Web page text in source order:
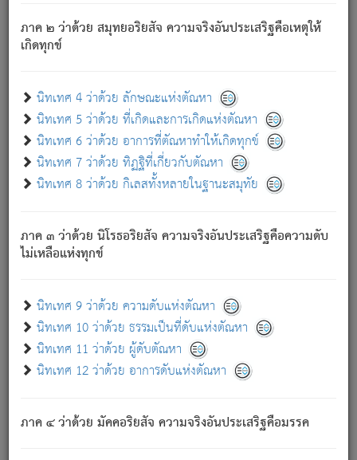
ภาค ๒ ว่าด้วย สมุทยอริยสัจ ความจริงอันประเสริฐคือเหตุให้
เกิดทุกข์
นิทเทศ 4 ว่าด้วย ลักษณะแห่งตัณหา
นิทเทศ 5 ว่าด้วย ที่เกิดและการเกิดแห่งตัณหา
นิทเทศ 6 ว่าด้วย อาการที่ตัณหาทำให้เกิดทุกข์
นิทเทศ 7 ว่าด้วย ทิฏฐิที่เกี่ยวกับตัณหา
นิทเทศ 8 ว่าด้วย กิเลสทั้งหลายในฐานะสมุทัย
ภาค ๓ ว่าด้วย นิโรธอริยสัจ ความจริงอันประเสริฐคือความดับ
ไม่เหลือแห่งทุกข์
นิทเทศ 9 ว่าด้วย ความดับแห่งตัณหา
นิทเทศ 10 ว่าด้วย ธรรมเป็นที่ดับแห่งตัณหา
นิทเทศ 11 ว่าด้วย ผู้ดับตัณหา
นิทเทศ 12 ว่าด้วย อาการดับแห่งตัณหา
ภาค ๔ ว่าด้วย มัคคอริยสัจ ความจริงอันประเสริฐคือมรรค
อันเป็นไปในที่หรือเวลาทั้งปวง[3]เพื่อความมีแห่งประโยชน์โดย
ประการทั้งปวง; ภพทั้งหลายทั้งหมดนั้น ไม่เที่ยง เป็นทุกข์ มี
ความแปรปรวนเป็นธรรมดา.
อย่างนี้อยู่; เขาย่อมละภวตัณหาได้ และไม่เพลิดเพลินวิภวตัณหา
ด้วย.
ความดับเพราะความสำรอกไม่เหลือ (แห่งภพทั้งหลาย)
เพราะความสิ้นไปแห่งตัณหาโดยประการทั้งปวง นั้นคือ
นิพพาน.
ภพใหม่ย่อมไม่มีแก่ภิกษุนั้น ผู้ดับเย็นสนิทแล้ว เพราะไม่มี
ภิกษุนั้น เป็นผู้ครอบงำมารได้แล้ว ชนะสงครามแล้ว ก้าวล่วง
ภพทั้งหลายทั้งปวงได้แล้ว เป็นผู้คงที่ (คือไม่เปลี่ยนแปลงอีกต่อ
- อุ.ขุ. ๒๕/๑๒๑/๘๔.
(ข้อความนี้ เป็นพระพุทธอุทานที่ทรงเปล่งออก ที่โคนต้นโพธิ์
เป็นที่ตรัสรู้ เมื่อตรัสรู้แล้วได้ 7 วัน)